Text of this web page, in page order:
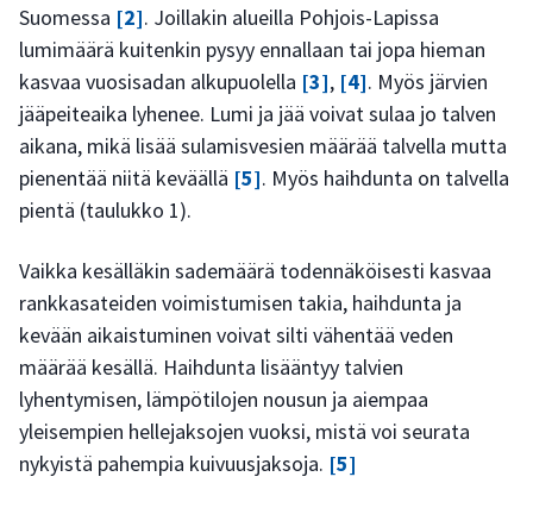
Suomessa [2]. Joillakin alueilla Pohjois-Lapissa
lumimäärä kuitenkin pysyy ennallaan tai jopa hieman
kasvaa vuosisadan alkupuolella [3], [4]. Myös järvien
jääpeiteaika lyhenee. Lumi ja jää voivat sulaa jo talven
aikana, mikä lisää sulamisvesien määrää talvella mutta
pienentää niitä keväällä [5]. Myös haihdunta on talvella
pientä (taulukko 1).
Vaikka kesälläkin sademäärä todennäköisesti kasvaa
rankkasateiden voimistumisen takia, haihdunta ja
kevään aikaistuminen voivat silti vähentää veden
määrää kesällä. Haihdunta lisääntyy talvien
lyhentymisen, lämpötilojen nousun ja aiempaa
yleisempien hellejaksojen vuoksi, mistä voi seurata
nykyistä pahempia kuivuusjaksoja. [5]